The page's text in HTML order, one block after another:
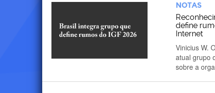
NOTAS
define
Internet
Vinicius W.
atual grupo
sobre a